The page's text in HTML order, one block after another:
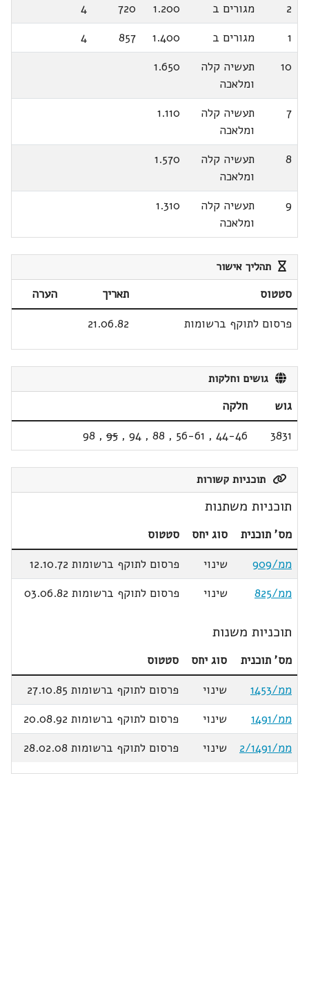
2
מגורים ב 1.200
720
4
1
מגורים ב 1.400
857
4
10
תעשיה קלה
ומלאכה
1.650
7
תעשיה קלה
ומלאכה
1.110
8
תעשיה קלה
ומלאכה
1.570
9
תעשיה קלה
ומלאכה
1.310
תהליך אישור
סטטוס תאריך
הערה
פרסום לתוקף ברשומות
21.06.82
גושים וחלקות
גוש
חלקה
3831
44-46
,
56-61
,
88
,
94
,
95
,
98
תוכניות קשורות
תוכניות משתנות
מס' תוכנית סוג יחס
סטטוס
ממ/909
שינוי
פרסום לתוקף ברשומות 12.10.72
ממ/825
שינוי פרסום לתוקף ברשומות 03.06.82
תוכניות משנות
מס' תוכנית סוג יחס
סטטוס
ממ/1453
שינוי
פרסום לתוקף ברשומות 27.10.85
ממ/1491
שינוי
פרסום לתוקף ברשומות 20.08.92
ממ/2/1491
שינוי פרסום לתוקף ברשומות 28.02.08